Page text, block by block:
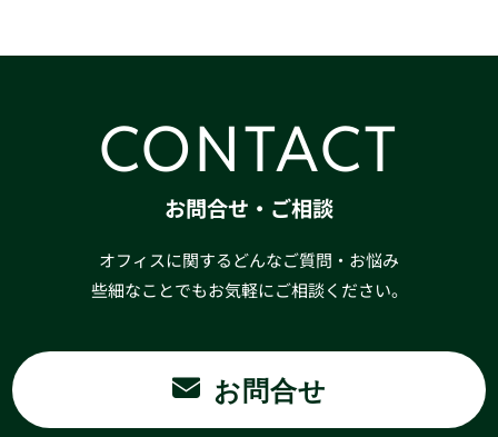
CONTACT
お問合せ・ご相談
オフィスに関するどんなご質問・お悩み
些細なことでもお気軽にご相談ください。
お問合せ